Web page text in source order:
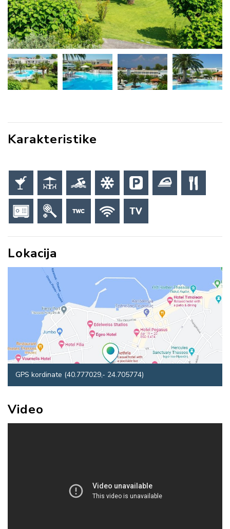
Karakteristike
Lokacija
GPS kordinate (40.777029,- 24.705774)
Video